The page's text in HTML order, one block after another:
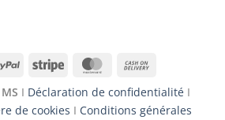
PayPal Stripe MasterCard
Delivery
MS I Déclaration de confidentialité I
de cookies I Conditions générales